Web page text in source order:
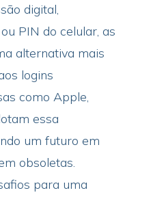
digital,
PIN do celular, as
alternativa mais
logins
como Apple,
essa
um futuro em
obsoletas.
para uma